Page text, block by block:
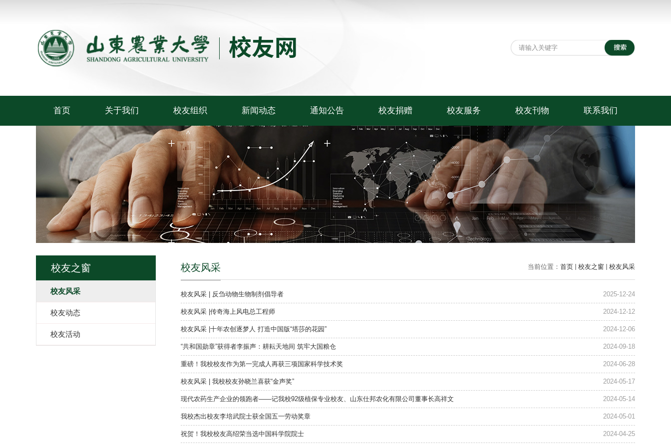
首页 关于我们 校友组织 新闻动态 通知公告 校友捐赠 校友服务 校友刊物 联系我们
校友之窗
校友风采
校友动态
校友活动
当前位置： 首页 校友之窗 校友风采
校友风采
校友风采 | 反刍动物生物制剂倡导者 2025-12-24
校友风采 |传奇海上风电总工程师 2024-12-12
校友风采 |十年农创逐梦人 打造中国版“塔莎的花园” 2024-12-06
“共和国勋章”获得者李振声：耕耘天地间 筑牢大国粮仓 2024-09-18
重磅！我校校友作为第一完成人再获三项国家科学技术奖 2024-06-28
校友风采 | 我校校友孙晓兰喜获“金声奖” 2024-05-17
现代农药生产企业的领跑者——记我校92级植保专业校友、山东仕邦农化有限公司董事长高祥文 2024-05-14
我校杰出校友李培武院士获全国五一劳动奖章 2024-05-01
祝贺！我校校友高绍荣当选中国科学院院士 2024-04-25